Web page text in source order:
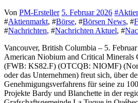
Von PM-Ersteller 5. Februar 2026 #
#Aktienmarkt, #Börse, #Börsen News, #
#Nachrichten, #Nachrichten Aktuel, #
Vancouver, British Columbia – 5.
American Niobium and Critical
(FWB: KS82.F) (OTCQB: NIOMF)
oder das Unternehmen) freut sich, über
Genehmigungsverfahrens für seine zu
Projekte Bardy und Blanchette in der